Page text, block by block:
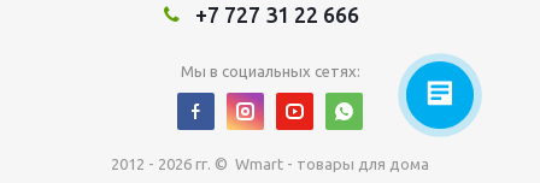
+7 727 31 22 666
Мы в социальных сетях:
2012 - 2026 гг. © Wmart - товары для дома